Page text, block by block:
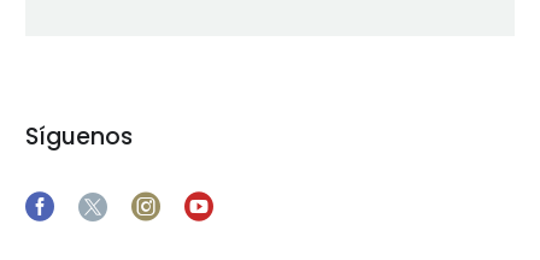
Síguenos